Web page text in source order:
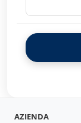
AZIENDA